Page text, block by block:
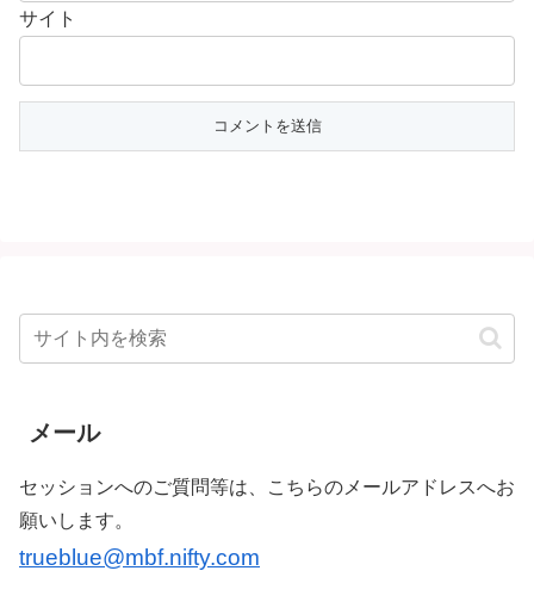
サイト
メール
セッションへのご質問等は、こちらのメールアドレスへお
願いします。
trueblue@mbf.nifty.com